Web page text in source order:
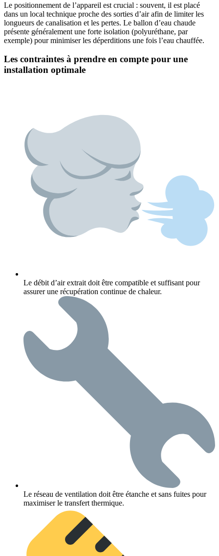
Le positionnement de l’appareil est crucial : souvent, il est placé
dans un local technique proche des sorties d’air afin de limiter les
longueurs de canalisation et les pertes. Le ballon d’eau chaude
présente généralement une forte isolation (polyuréthane, par
exemple) pour minimiser les déperditions une fois l’eau chauffée.
Les contraintes à prendre en compte pour une
installation optimale
Le débit d’air extrait doit être compatible et suffisant pour
assurer une récupération continue de chaleur.
Le réseau de ventilation doit être étanche et sans fuites pour
maximiser le transfert thermique.